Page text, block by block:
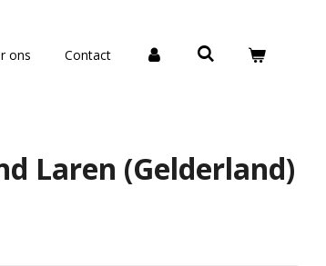
ons Contact
Laren (Gelderland)